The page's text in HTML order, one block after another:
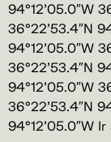
94°12’05.0″W
36°22’53.4″N
94°12’05.0″W
36°22’53.4″N
94°12’05.0″W
36°22’53.4″N
94°12’05.0″W